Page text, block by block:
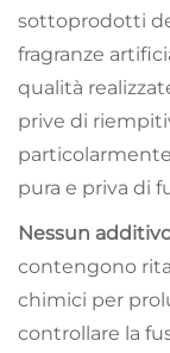
sottoprodotti
fragranze
qualità
prive di
pura e priva di
Nessun
contengono
chimici per
controllare la